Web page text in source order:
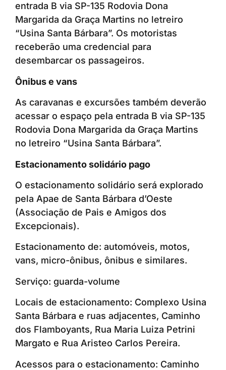
entrada B via SP-135 Rodovia Dona
Margarida da Graça Martins no letreiro
“Usina Santa Bárbara”. Os motoristas
receberão uma credencial para
desembarcar os passageiros.
Ônibus e vans
As caravanas e excursões também deverão
acessar o espaço pela entrada B via SP-135
Rodovia Dona Margarida da Graça Martins
no letreiro “Usina Santa Bárbara”.
Estacionamento solidário pago
O estacionamento solidário será explorado
pela Apae de Santa Bárbara d’Oeste
(Associação de Pais e Amigos dos
Excepcionais).
Estacionamento de: automóveis, motos,
vans, micro-ônibus, ônibus e similares.
Serviço: guarda-volume
Locais de estacionamento: Complexo Usina
Santa Bárbara e ruas adjacentes, Caminho
dos Flamboyants, Rua Maria Luiza Petrini
Margato e Rua Aristeo Carlos Pereira.
Acessos para o estacionamento: Caminho